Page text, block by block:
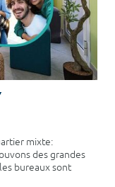
mixte:
des grandes
bureaux sont